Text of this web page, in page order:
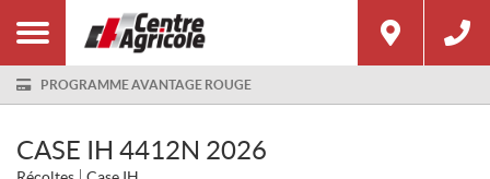
PROGRAMME AVANTAGE ROUGE
CASE IH 4412N 2026